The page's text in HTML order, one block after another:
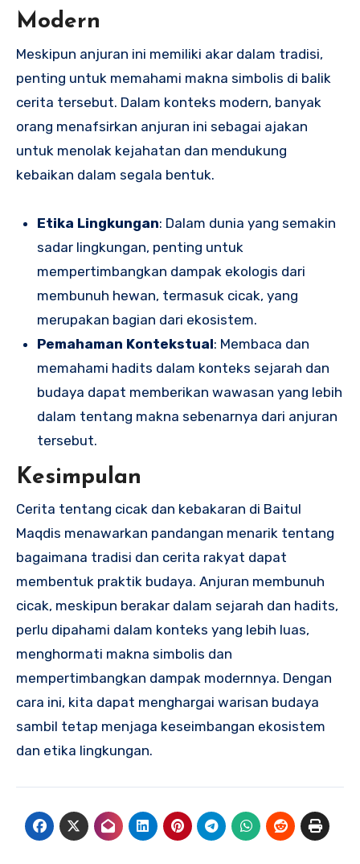
Modern
Meskipun anjuran ini memiliki akar dalam tradisi,
penting untuk memahami makna simbolis di balik
cerita tersebut. Dalam konteks modern, banyak
orang menafsirkan anjuran ini sebagai ajakan
untuk menolak kejahatan dan mendukung
kebaikan dalam segala bentuk.
Etika Lingkungan: Dalam dunia yang semakin
sadar lingkungan, penting untuk
mempertimbangkan dampak ekologis dari
membunuh hewan, termasuk cicak, yang
merupakan bagian dari ekosistem.
Pemahaman Kontekstual: Membaca dan
memahami hadits dalam konteks sejarah dan
budaya dapat memberikan wawasan yang lebih
dalam tentang makna sebenarnya dari anjuran
tersebut.
Kesimpulan
Cerita tentang cicak dan kebakaran di Baitul
Maqdis menawarkan pandangan menarik tentang
bagaimana tradisi dan cerita rakyat dapat
membentuk praktik budaya. Anjuran membunuh
cicak, meskipun berakar dalam sejarah dan hadits,
perlu dipahami dalam konteks yang lebih luas,
menghormati makna simbolis dan
mempertimbangkan dampak modernnya. Dengan
cara ini, kita dapat menghargai warisan budaya
sambil tetap menjaga keseimbangan ekosistem
dan etika lingkungan.